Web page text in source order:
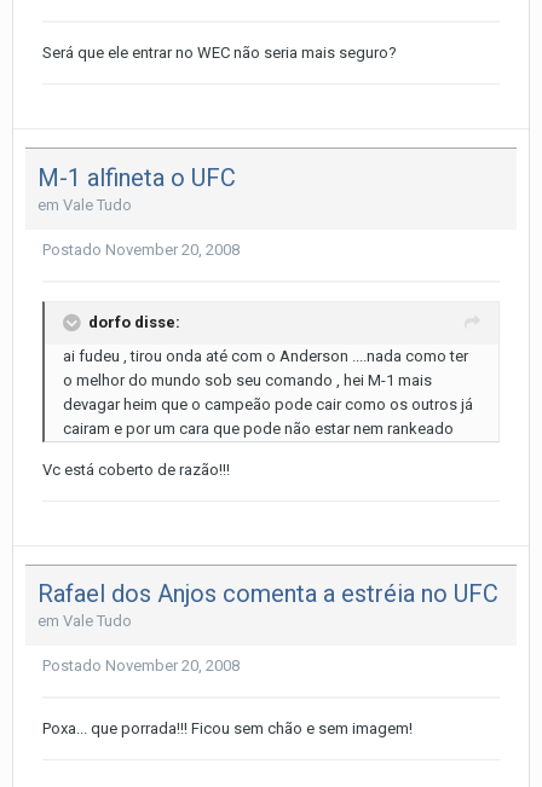
Será que ele entrar no WEC não seria mais seguro?
M-1 alfineta o UFC
em Vale Tudo
Postado November 20, 2008
dorfo disse:
ai fudeu , tirou onda até com o Anderson ....nada como ter
o melhor do mundo sob seu comando , hei M-1 mais
devagar heim que o campeão pode cair como os outros já
cairam e por um cara que pode não estar nem rankeado
Vc está coberto de razão!!!
Rafael dos Anjos comenta a estréia no UFC
em Vale Tudo
Postado November 20, 2008
Poxa... que porrada!!! Ficou sem chão e sem imagem!